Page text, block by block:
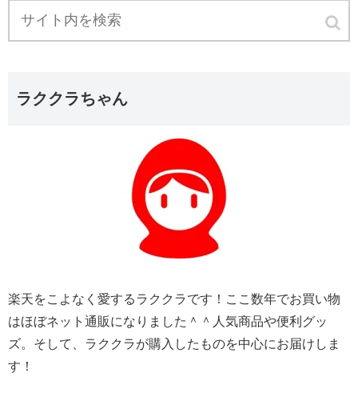
ラククラちゃん
楽天をこよなく愛するラククラです！ここ数年でお買い物
はほぼネット通販になりました＾＾人気商品や便利グッ
ズ。そして、ラククラが購入したものを中心にお届けしま
す！